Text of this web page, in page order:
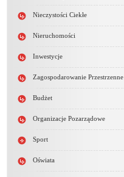
Nieczystości Ciekłe
Nieruchomości
Inwestycje
Zagospodarowanie Przestrzenne
Budżet
Organizacje Pozarządowe
Sport
Oświata